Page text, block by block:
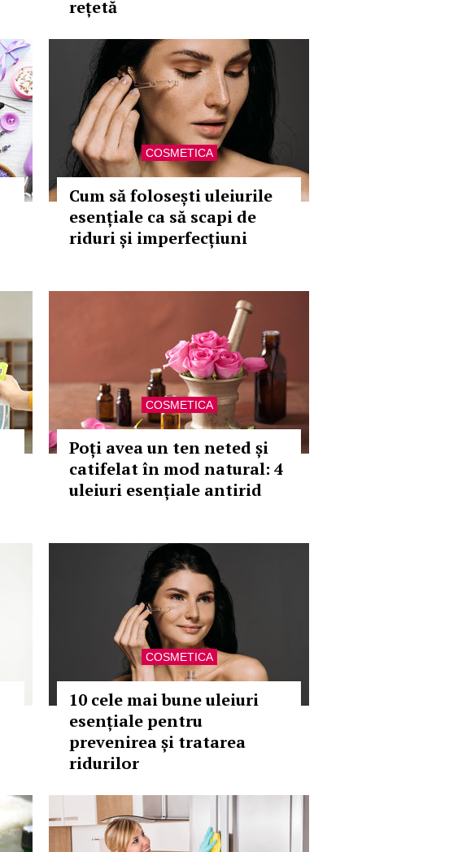
rețetă
COSMETICA
Cum să folosești uleiurile
esențiale ca să scapi de
riduri și imperfecțiuni
COSMETICA
Poți avea un ten neted și
catifelat în mod natural: 4
uleiuri esențiale antirid
COSMETICA
10 cele mai bune uleiuri
esențiale pentru
prevenirea și tratarea
ridurilor